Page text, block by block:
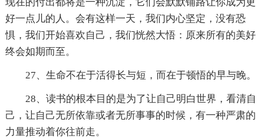
好一点儿的人。会有这样一天，我们内心坚定，没有恐
惧，我们开始喜欢自己，我们恍然大悟：原来所有的美好
终会如期而至。
27、生命不在于活得长与短，而在于顿悟的早与晚。
28、读书的根本目的是为了让自己明白世界，看清自
己，让自己无所依靠或者无所事事的时候，有一种严肃的
力量推动着你往前走。